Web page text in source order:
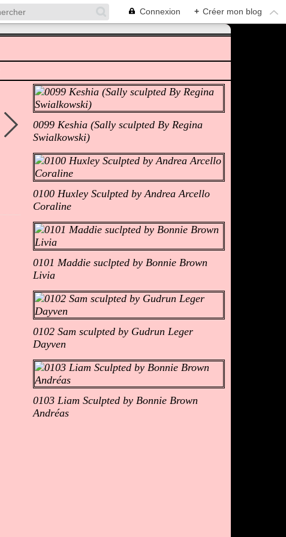
Connexion + Créer mon blog
0099 Keshia (Sally sculpted By Regina
Swialkowski)
0100 Huxley Sculpted by Andrea Arcello
Coraline
0101 Maddie suclpted by Bonnie Brown
Livia
0102 Sam sculpted by Gudrun Leger
Dayven
0103 Liam Sculpted by Bonnie Brown
Andréas